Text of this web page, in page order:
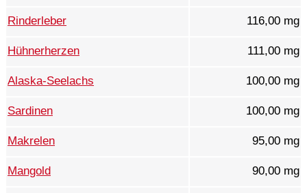
Rinderleber 116,00 mg
Hühnerherzen 111,00 mg
Alaska-Seelachs 100,00 mg
Sardinen 100,00 mg
Makrelen 95,00 mg
Mangold 90,00 mg